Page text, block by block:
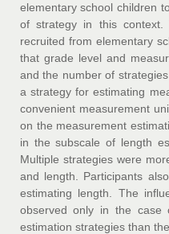
elementary school children
of strategy in this context.
recruited from elementary
that grade level and
and the number of
a strategy for estimating
convenient measurement
on the measurement
in the subscale of length
Multiple strategies were
and length. Participants
estimating length. The
observed only in the case
estimation strategies than